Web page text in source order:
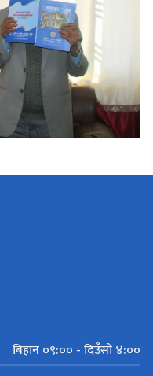
बिहान ०९:०० - दिउँसो ४:००